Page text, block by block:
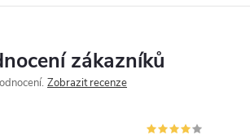
zákazníků
Zobrazit recenze